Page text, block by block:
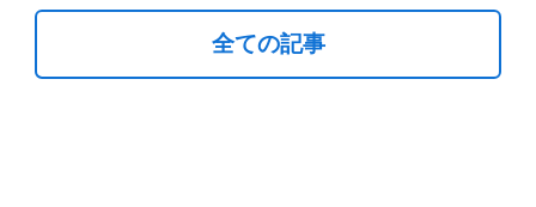
全ての記事